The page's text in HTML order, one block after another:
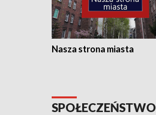
Nasza strona miasta
SPOŁECZEŃSTWO